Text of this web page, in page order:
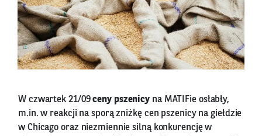
W czwartek 21/09ceny pszenicy na MATIFie osłabły,
m.in. w reakcji na sporą zniżkę cen pszenicy na giełdzie
w Chicago oraz niezmiennie silną konkurencję w